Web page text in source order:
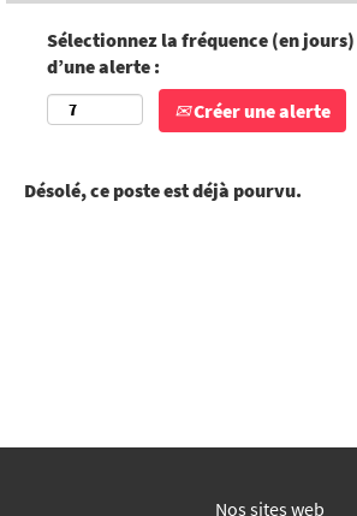
Sélectionnez la fréquence (en
d’une alerte :
Créer une alerte
Désolé, ce poste est déjà pourvu.
Nos sites web